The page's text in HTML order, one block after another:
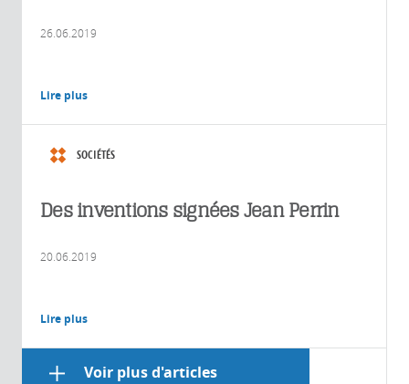
26.06.2019
Lire plus
SOCIÉTÉS
Des inventions signées Jean Perrin
20.06.2019
Lire plus
Voir plus d'articles